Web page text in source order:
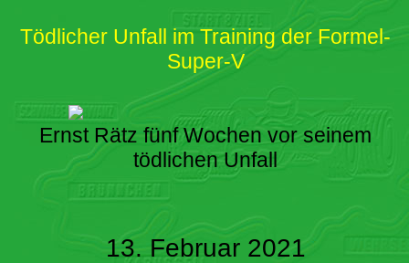
Tödlicher Unfall im Training der Formel-
Super-V
Ernst Rätz fünf Wochen vor seinem
tödlichen Unfall
13. Februar 2021